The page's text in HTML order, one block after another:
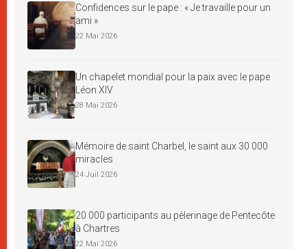
Confidences sur le pape : « Je travaille pour un
ami »
22 Mai 2026
Un chapelet mondial pour la paix avec le pape
Léon XIV
28 Mai 2026
Mémoire de saint Charbel, le saint aux 30 000
miracles
24 Juil 2026
20 000 participants au pèlerinage de Pentecôte
à Chartres
22 Mai 2026